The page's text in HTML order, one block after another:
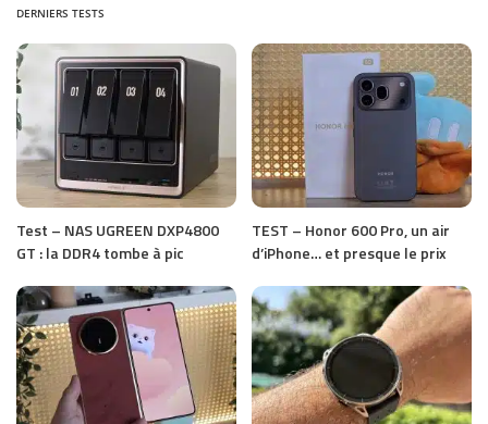
DERNIERS TESTS
Test – NAS UGREEN DXP4800
GT : la DDR4 tombe à pic
TEST – Honor 600 Pro, un air
d’iPhone… et presque le prix